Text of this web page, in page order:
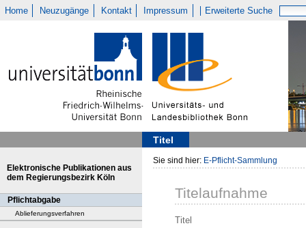
Home Neuzugänge Kontakt Impressum Erweiterte Suche
Titel
Elektronische Publikationen aus
dem Regierungsbezirk Köln
Pflichtabgabe
Ablieferungsverfahren
Sie sind hier: E-Pflicht-Sammlung
Titelaufnahme
Titel